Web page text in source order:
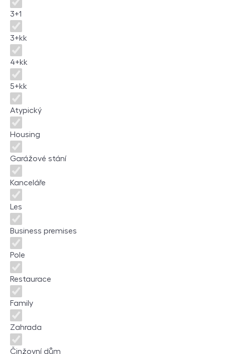
3+1
3+kk
4+kk
5+kk
Atypický
Housing
Garážové stání
Kanceláře
Les
Business premises
Pole
Restaurace
Family
Zahrada
Činžovní dům